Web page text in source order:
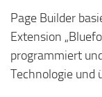
Page Builder
Extension
programmiert
Technologie und